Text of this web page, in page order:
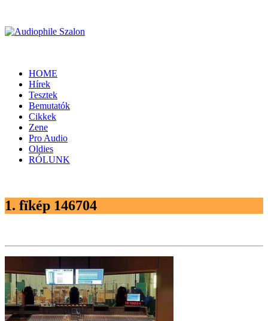
HOME
Hírek
Tesztek
Bemutatók
Cikkek
Zene
Pro Audio
Oldies
RÓLUNK
1. fïkép 146704